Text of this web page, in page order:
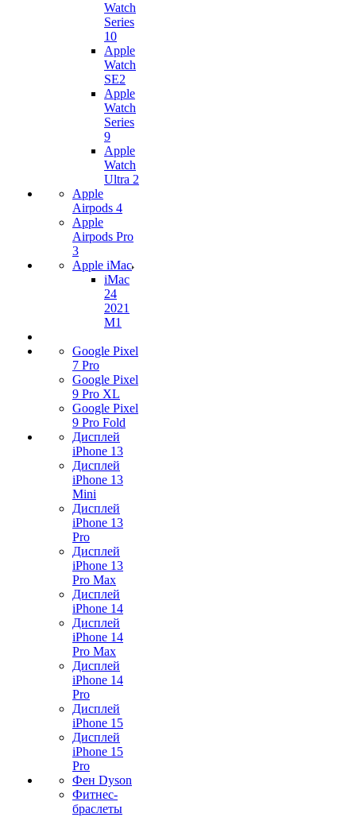
Watch
Series
10
Apple
Watch
SE2
Apple
Watch
Series
9
Apple
Watch
Ultra 2
Apple
Airpods 4
Apple
Airpods Pro
3
Apple iMac
iMac
24
2021
M1
Google Pixel
7 Pro
Google Pixel
9 Pro XL
Google Pixel
9 Pro Fold
Дисплей
iPhone 13
Дисплей
iPhone 13
Mini
Дисплей
iPhone 13
Pro
Дисплей
iPhone 13
Pro Max
Дисплей
iPhone 14
Дисплей
iPhone 14
Pro Max
Дисплей
iPhone 14
Pro
Дисплей
iPhone 15
Дисплей
iPhone 15
Pro
Фен Dyson
Фитнес-
браслеты